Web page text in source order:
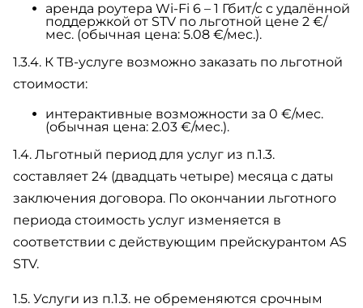
аренда роутера Wi-Fi 6 – 1 Гбит/с с удалённой
поддержкой от STV по льготной цене 2 €/
мес. (обычная цена: 5.08 €/мес.).
1.3.4. К ТВ-услуге возможно заказать по льготной
стоимости:
интерактивные возможности за 0 €/мес.
(обычная цена: 2.03 €/мес.).
1.4. Льготный период для услуг из п.1.3.
составляет 24 (двадцать четыре) месяца с даты
заключения договора. По окончании льготного
периода стоимость услуг изменяется в
соответствии с действующим прейскурантом AS
STV.
1.5. Услуги из п.1.3. не обременяются срочным